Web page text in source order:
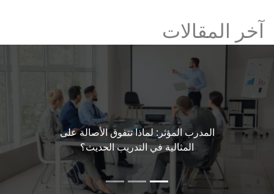
آخر المقالات
المدرب المؤثر: لماذا تتفوق الأصالة على
المثالية في التدريب الحديث؟